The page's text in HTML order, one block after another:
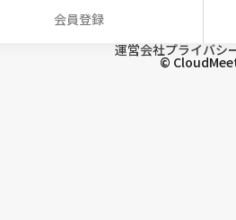
会員登録
運営会社プライバシ
©